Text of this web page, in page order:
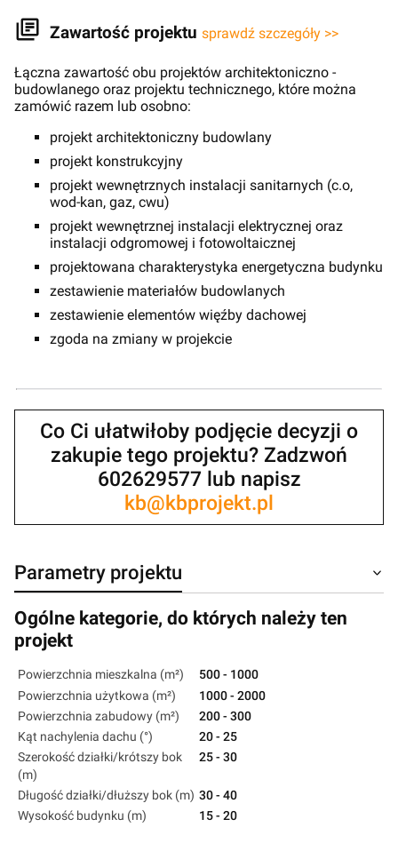
Zawartość projektu sprawdź szczegóły >>
Łączna zawartość obu projektów architektoniczno -
budowlanego oraz projektu technicznego, które można
zamówić razem lub osobno:
projekt architektoniczny budowlany
projekt konstrukcyjny
projekt wewnętrznych instalacji sanitarnych (c.o,
wod-kan, gaz, cwu)
projekt wewnętrznej instalacji elektrycznej oraz
instalacji odgromowej i fotowoltaicznej
projektowana charakterystyka energetyczna budynku
zestawienie materiałów budowlanych
zestawienie elementów więźby dachowej
zgoda na zmiany w projekcie
Co Ci ułatwiłoby podjęcie decyzji o
zakupie tego projektu? Zadzwoń
602629577 lub napisz
kb@kbprojekt.pl
Parametry projektu
Ogólne kategorie, do których należy ten
projekt
Powierzchnia mieszkalna (m²)
500 - 1000
Powierzchnia użytkowa (m²)
1000 - 2000
Powierzchnia zabudowy (m²)
200 - 300
Kąt nachylenia dachu (°)
20 - 25
Szerokość działki/krótszy bok
(m)
25 - 30
Długość działki/dłuższy bok (m) 30 - 40
Wysokość budynku (m)
15 - 20